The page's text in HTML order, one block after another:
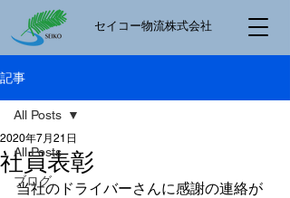
​セイコー物流株式会社
記事
All Posts
ブログ
All Posts
社員表彰
2020年7月21日
当社のドライバーさんに感謝の連絡が